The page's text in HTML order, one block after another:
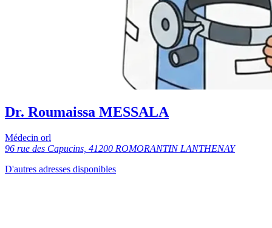
Dr. Roumaissa MESSALA
Médecin orl
96 rue des Capucins, 41200 ROMORANTIN LANTHENAY
D'autres adresses disponibles